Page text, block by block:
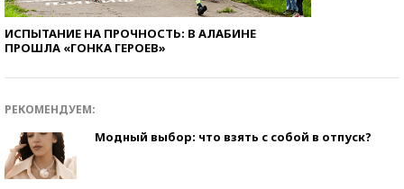
ИСПЫТАНИЕ НА ПРОЧНОСТЬ: В АЛАБИНЕ
ПРОШЛА «ГОНКА ГЕРОЕВ»
РЕКОМЕНДУЕМ:
Модный выбор: что взять с собой в отпуск?